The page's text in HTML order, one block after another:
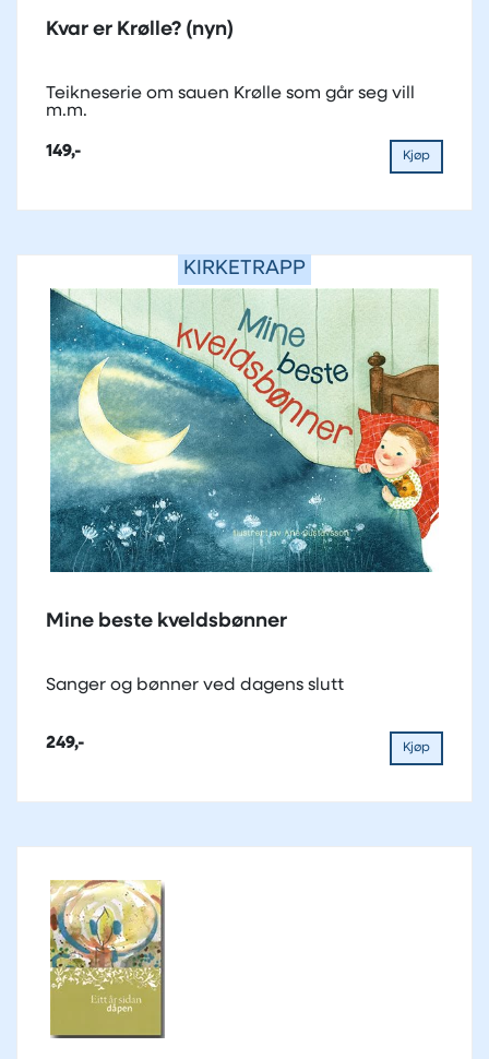
Kvar er Krølle? (nyn)
Teikneserie om sauen Krølle som går seg vill
m.m.
149,- Kjøp
KIRKETRAPP
Mine beste kveldsbønner
Sanger og bønner ved dagens slutt
249,- Kjøp